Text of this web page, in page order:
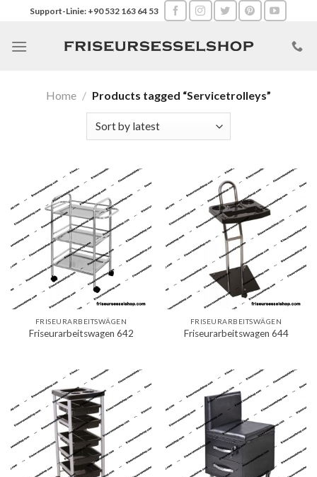
content
Support-Linie: +90 532 163 64 53
Home / Products tagged “Servicetrolleys”
FRISEURARBEITSWÄGEN
Friseurarbeitswagen 642
FRISEURARBEITSWÄGEN
Friseurarbeitswagen 644